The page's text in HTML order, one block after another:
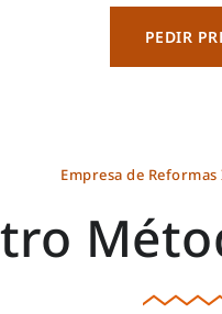
PEDIR
Empresa de